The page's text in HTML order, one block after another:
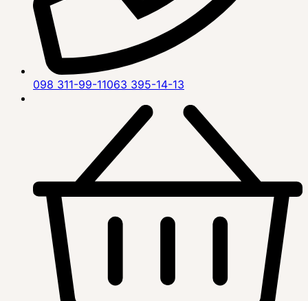
098 311-99-11063 395-14-13